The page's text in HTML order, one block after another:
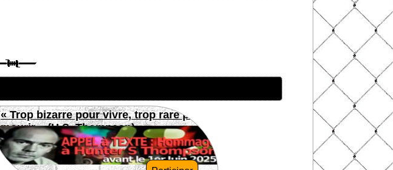
« Trop bizarre pour vivre, trop rare pour
mourir » (H.S. Thompson)